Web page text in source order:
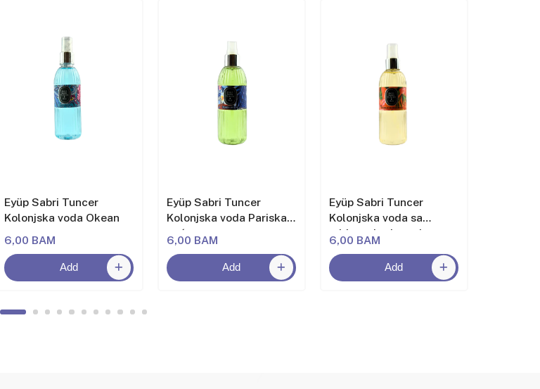
Eyüp Sabri Tuncer
Kolonjska voda Okean
6,00 BAM
Add
Eyüp Sabri Tuncer
Kolonjska voda Pariska
noć
6,00 BAM
Add
Eyüp Sabri Tuncer
Kolonjska voda sa
mirisom bodrumske
mandarine
6,00 BAM
Add